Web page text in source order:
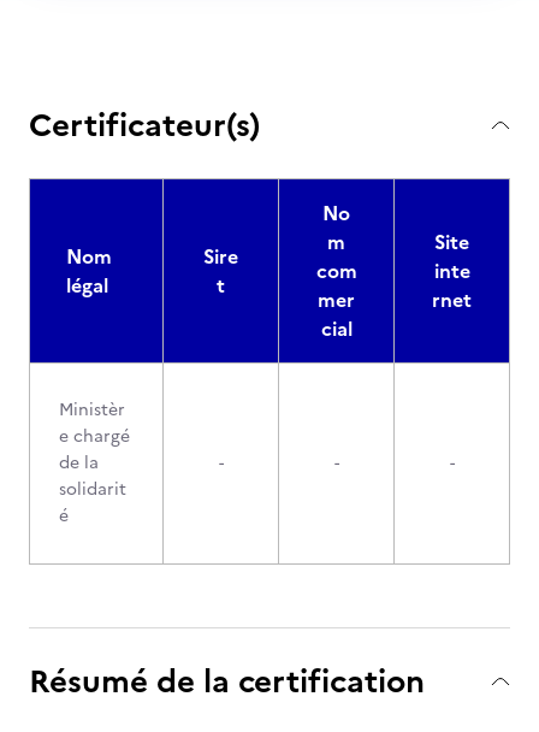
Certificateur(s)
Nom
légal
Sire
t
No
m
com
mer
cial
Site
inte
rnet
Ministèr
e chargé
de la
solidarit
é
- - -
Résumé de la certification